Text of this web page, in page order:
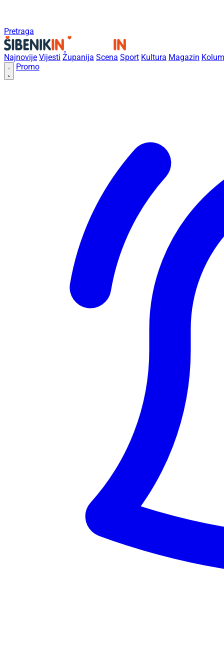
Pretraga
Najnovije Vijesti Županija Scena Sport Kultura Magazin
Promo